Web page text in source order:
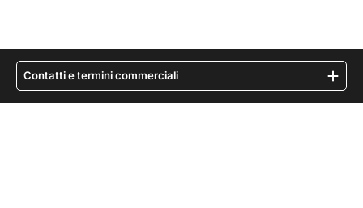
Contatti e termini commerciali